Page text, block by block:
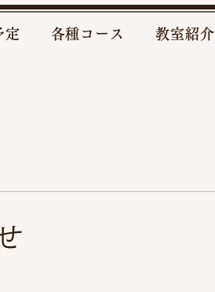
定 各種コース 教室紹介